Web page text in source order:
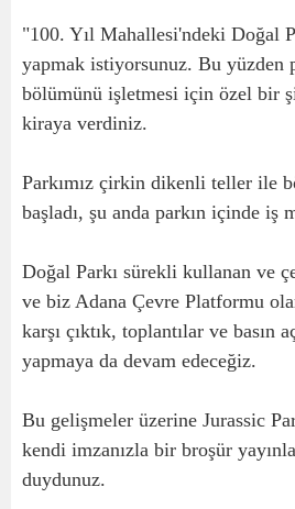
"100. Yıl Mahallesi'ndeki Doğal
yapmak istiyorsunuz. Bu yüzden
bölümünü işletmesi için özel bir
kiraya verdiniz.
Parkımız çirkin dikenli teller ile
başladı, şu anda parkın içinde iş
Doğal Parkı sürekli kullanan ve
ve biz Adana Çevre Platformu
karşı çıktık, toplantılar ve basın
yapmaya da devam edeceğiz.
Bu gelişmeler üzerine Jurassic
kendi imzanızla bir broşür
duydunuz.